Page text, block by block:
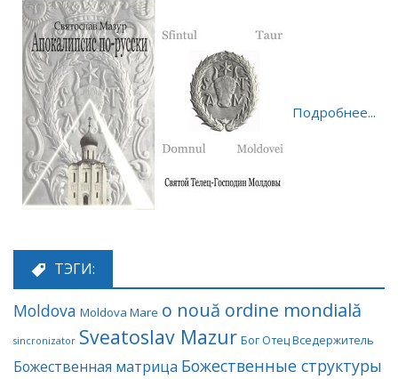
Подробнее...
ТЭГИ:
Moldova Moldova Mare o nouă ordine mondială
sincronizator Sveatoslav Mazur Бог Отец Вседержитель
Божественная матрица Божественные структуры